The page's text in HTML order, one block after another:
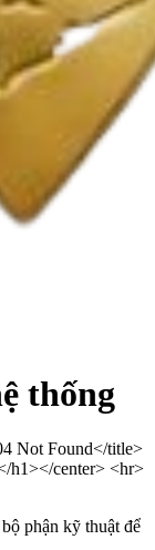
thống
Not Found</title>
h1></center> <hr>
phận kỹ thuật để